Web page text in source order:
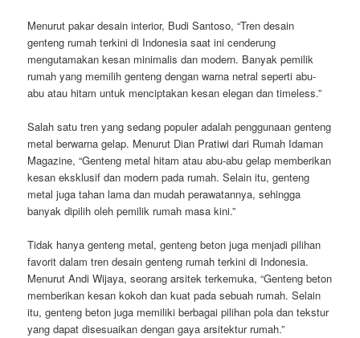
Menurut pakar desain interior, Budi Santoso, “Tren desain
genteng rumah terkini di Indonesia saat ini cenderung
mengutamakan kesan minimalis dan modern. Banyak pemilik
rumah yang memilih genteng dengan warna netral seperti abu-
abu atau hitam untuk menciptakan kesan elegan dan timeless.”
Salah satu tren yang sedang populer adalah penggunaan genteng
metal berwarna gelap. Menurut Dian Pratiwi dari Rumah Idaman
Magazine, “Genteng metal hitam atau abu-abu gelap memberikan
kesan eksklusif dan modern pada rumah. Selain itu, genteng
metal juga tahan lama dan mudah perawatannya, sehingga
banyak dipilih oleh pemilik rumah masa kini.”
Tidak hanya genteng metal, genteng beton juga menjadi pilihan
favorit dalam tren desain genteng rumah terkini di Indonesia.
Menurut Andi Wijaya, seorang arsitek terkemuka, “Genteng beton
memberikan kesan kokoh dan kuat pada sebuah rumah. Selain
itu, genteng beton juga memiliki berbagai pilihan pola dan tekstur
yang dapat disesuaikan dengan gaya arsitektur rumah.”